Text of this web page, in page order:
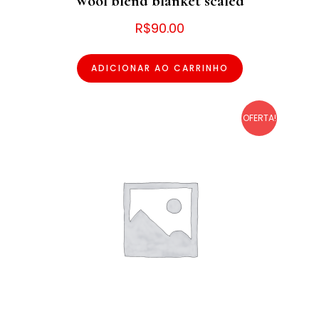
R$90.00
ADICIONAR AO CARRINHO
OFERTA!